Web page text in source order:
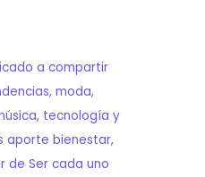
a compartir
moda,
tecnología y
aporte bienestar,
de Ser cada uno